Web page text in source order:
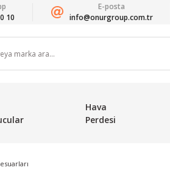
10
E-posta
info@onurgroup.com.tr
Hava
Perdesi